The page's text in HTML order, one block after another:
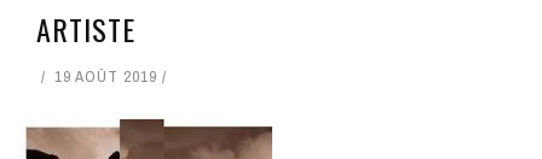
ARTISTE
19 AOÛT 2019